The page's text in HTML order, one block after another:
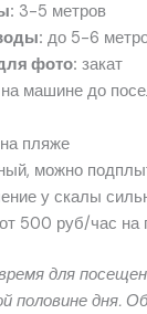
3-5 метров
до 5-6
фото: закат
на машине до
пляже
можно
у скалы
от 500 руб/час на
для
половине дня.